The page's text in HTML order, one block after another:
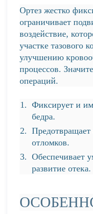
Ортез жестко
ограничивает
воздействие,
участке тазового
улучшению
процессов.
операций.
Фиксирует и
бедра.
Предотвращает
отломков.
Обеспечивает
развитие отека.